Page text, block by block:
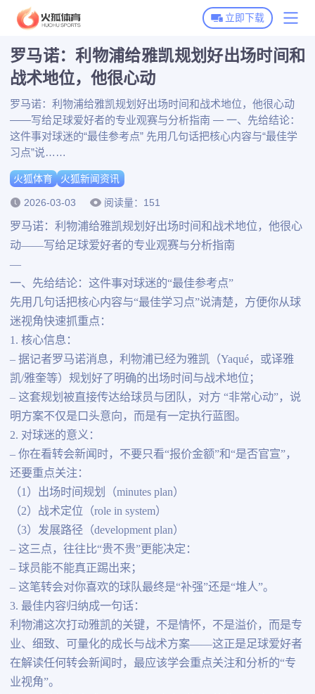
火狐体育首页
火狐全站APP下载
火狐体育APP下载
火狐体育动态
博彩平台推荐
立即下载
罗马诺：利物浦给雅凯规划好出场时间和
战术地位，他很心动
罗马诺：利物浦给雅凯规划好出场时间和战术地位，他很心动
——写给足球爱好者的专业观赛与分析指南 — 一、先给结论：
这件事对球迷的“最佳参考点” 先用几句话把核心内容与“最佳学
习点”说……
火狐体育 火狐新闻资讯
2026-03-03 阅读量：151
罗马诺：利物浦给雅凯规划好出场时间和战术地位，他很心
动——写给足球爱好者的专业观赛与分析指南
—
一、先给结论：这件事对球迷的“最佳参考点”
先用几句话把核心内容与“最佳学习点”说清楚，方便你从球
迷视角快速抓重点：
1. 核心信息：
– 据记者罗马诺消息，利物浦已经为雅凯（Yaqué，或译雅
凯/雅奎等）规划好了明确的出场时间与战术地位；
– 这套规划被直接传达给球员与团队，对方 “非常心动”，说
明方案不仅是口头意向，而是有一定执行蓝图。
2. 对球迷的意义：
– 你在看转会新闻时，不要只看“报价金额”和“是否官宣”，
还要重点关注：
（1）出场时间规划（minutes plan）
（2）战术定位（role in system）
（3）发展路径（development plan）
– 这三点，往往比“贵不贵”更能决定：
– 球员能不能真正踢出来；
– 这笔转会对你喜欢的球队最终是“补强”还是“堆人”。
3. 最佳内容归纳成一句话：
利物浦这次打动雅凯的关键，不是情怀，不是溢价，而是专
业、细致、可量化的成长与战术方案——这正是足球爱好者
在解读任何转会新闻时，最应该学会重点关注和分析的“专
业视角”。